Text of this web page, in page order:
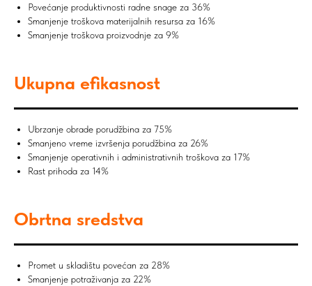
Povećanje produktivnosti radne snage za 36%
Smanjenje troškova materijalnih resursa za 16%
Smanjenje troškova proizvodnje za 9%
Ukupna efikasnost
Ubrzanje obrade porudžbina za 75%
Smanjeno vreme izvršenja porudžbina za 26%
Smanjenje operativnih i administrativnih troškova za 17%
Rast prihoda za 14%
Obrtna sredstva
Promet u skladištu povećan za 28%
Smanjenje potraživanja za 22%